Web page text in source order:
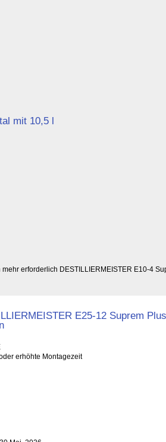
mit 10,5 l
erforderlich DESTILLIERMEISTER E10-4
E25-12 Suprem
erhöhte Montagezeit